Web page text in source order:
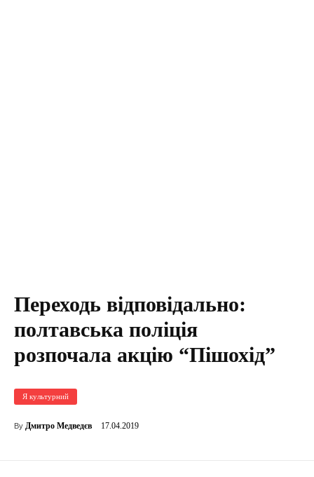
Переходь відповідально:
полтавська поліція
розпочала акцію “Пішохід”
Я культурний
By Дмитро Медведєв 17.04.2019